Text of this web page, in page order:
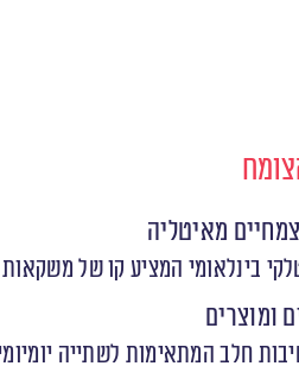
בינלאומי המציע קו של
ומוצרים
חלב המתאימות לשתייה